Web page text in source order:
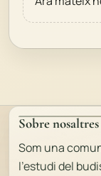
Sobre nosaltres
Som una
l'estudi del